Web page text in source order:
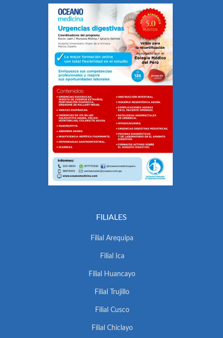
FILIALES
Filial Arequipa
Filial Ica
Filial Huancayo
Filial Trujillo
Filial Cusco
Filial Chiclayo